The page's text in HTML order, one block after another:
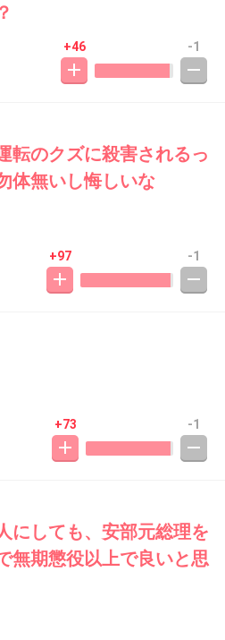
+46 -1
転のクズに殺害されるっ
体無いし悔しいな
+97 -1
+73 -1
にしても、安部元総理を
無期懲役以上で良いと思